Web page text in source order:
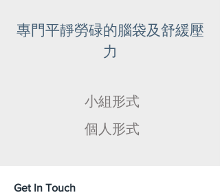
專門平靜勞碌的腦袋及舒緩壓
力
小組形式
個人形式
Get In Touch